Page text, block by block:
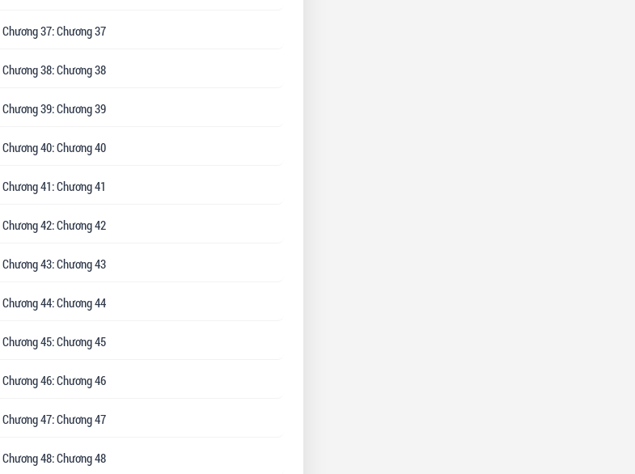
Chương37: Chương 37
Chương38: Chương 38
Chương39: Chương 39
Chương40: Chương 40
Chương41: Chương 41
Chương42: Chương 42
Chương43: Chương 43
Chương44: Chương 44
Chương45: Chương 45
Chương46: Chương 46
Chương47: Chương 47
Chương48: Chương 48